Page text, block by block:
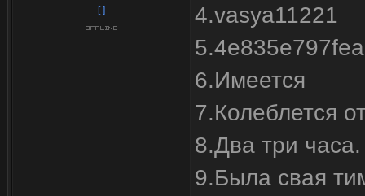
[ ]
4.vasya11221
6.Имеется
7.Колеблется
8.Два три часа.
9.Была свая